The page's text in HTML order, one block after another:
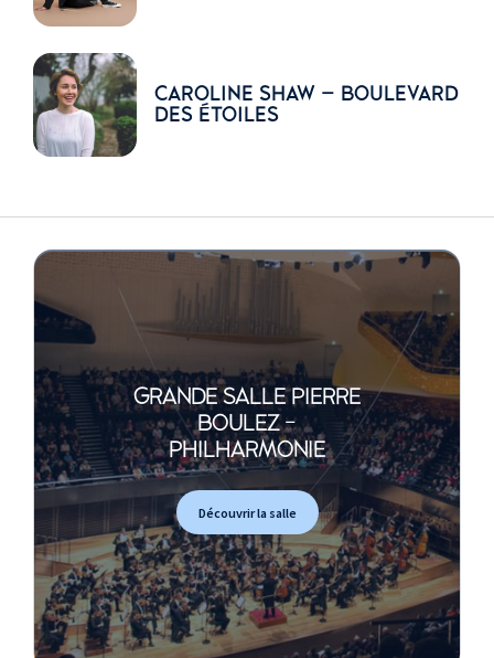
CAROLINE SHAW – BOULEVARD
DES ÉTOILES
GRANDE SALLE PIERRE
BOULEZ -
PHILHARMONIE
Découvrir la salle